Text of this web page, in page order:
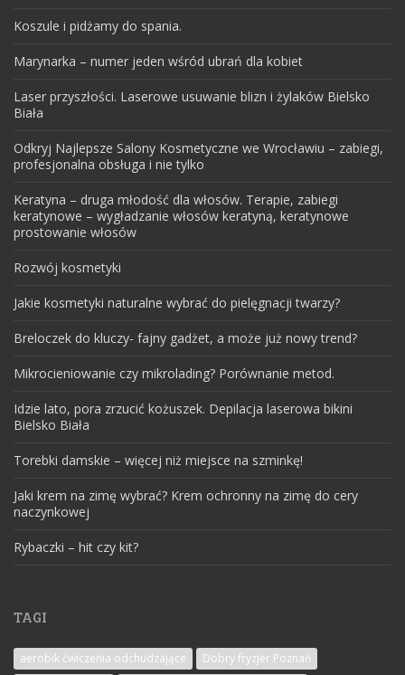
Koszule i pidżamy do spania.
Marynarka – numer jeden wśród ubrań dla kobiet
Laser przyszłości. Laserowe usuwanie blizn i żylaków Bielsko
Biała
Odkryj Najlepsze Salony Kosmetyczne we Wrocławiu – zabiegi,
profesjonalna obsługa i nie tylko
Keratyna – druga młodość dla włosów. Terapie, zabiegi
keratynowe – wygładzanie włosów keratyną, keratynowe
prostowanie włosów
Rozwój kosmetyki
Jakie kosmetyki naturalne wybrać do pielęgnacji twarzy?
Breloczek do kluczy- fajny gadżet, a może już nowy trend?
Mikrocieniowanie czy mikrolading? Porównanie metod.
Idzie lato, pora zrzucić kożuszek. Depilacja laserowa bikini
Bielsko Biała
Torebki damskie – więcej niż miejsce na szminkę!
Jaki krem na zimę wybrać? Krem ochronny na zimę do cery
naczynkowej
Rybaczki – hit czy kit?
TAGI
aerobik ćwiczenia odchudzające
Dobry fryzjer Poznań